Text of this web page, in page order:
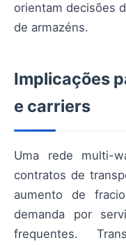
orientam decisões
de armazéns.
Implicações
e carriers
Uma rede multi-
contratos de
aumento de
demanda por
frequentes.